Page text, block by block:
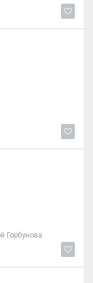
Горбунова